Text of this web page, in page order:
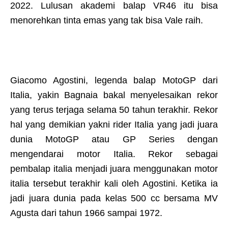
2022. Lulusan akademi balap VR46 itu bisa
menorehkan tinta emas yang tak bisa Vale raih.
Giacomo Agostini, legenda balap MotoGP dari
Italia, yakin Bagnaia bakal menyelesaikan rekor
yang terus terjaga selama 50 tahun terakhir. Rekor
hal yang demikian yakni rider Italia yang jadi juara
dunia MotoGP atau GP Series dengan
mengendarai motor Italia. Rekor sebagai
pembalap italia menjadi juara menggunakan motor
italia tersebut terakhir kali oleh Agostini. Ketika ia
jadi juara dunia pada kelas 500 cc bersama MV
Agusta dari tahun 1966 sampai 1972.